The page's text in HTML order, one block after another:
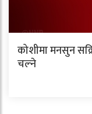
कोशीमा मनसुन
चल्ने